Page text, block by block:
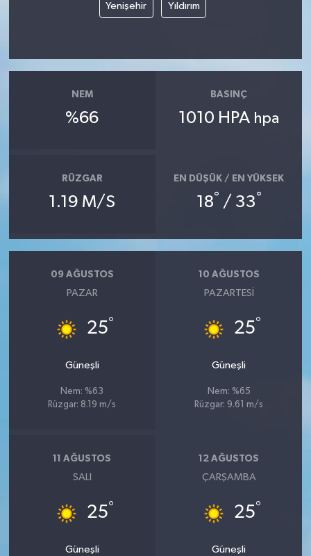
Yenişehir Yıldırım
NEM
%66
BASINÇ
1010 HPA hpa
RÜZGAR
1.19 M/S
EN DÜŞÜK / EN YÜKSEK
18° / 33°
09 AĞUSTOS
PAZAR
25°
Güneşli
Nem: %63
Rüzgar: 8.19 m/s
10 AĞUSTOS
PAZARTESI
25°
Güneşli
Nem: %65
Rüzgar: 9.61 m/s
11 AĞUSTOS
SALI
25°
Güneşli
12 AĞUSTOS
ÇARŞAMBA
25°
Güneşli